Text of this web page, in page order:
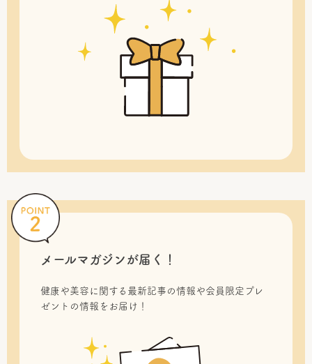
メールマガジンが届く！
健康や美容に関する最新記事の情報や会員限定プレ
ゼントの情報をお届け！